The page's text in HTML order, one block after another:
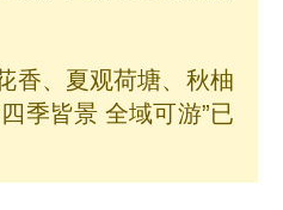
香、夏观荷塘、秋柚
季皆景 全域可游”已